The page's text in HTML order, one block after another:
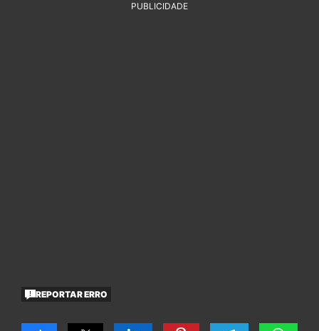
PUBLICIDADE
REPORTAR ERRO